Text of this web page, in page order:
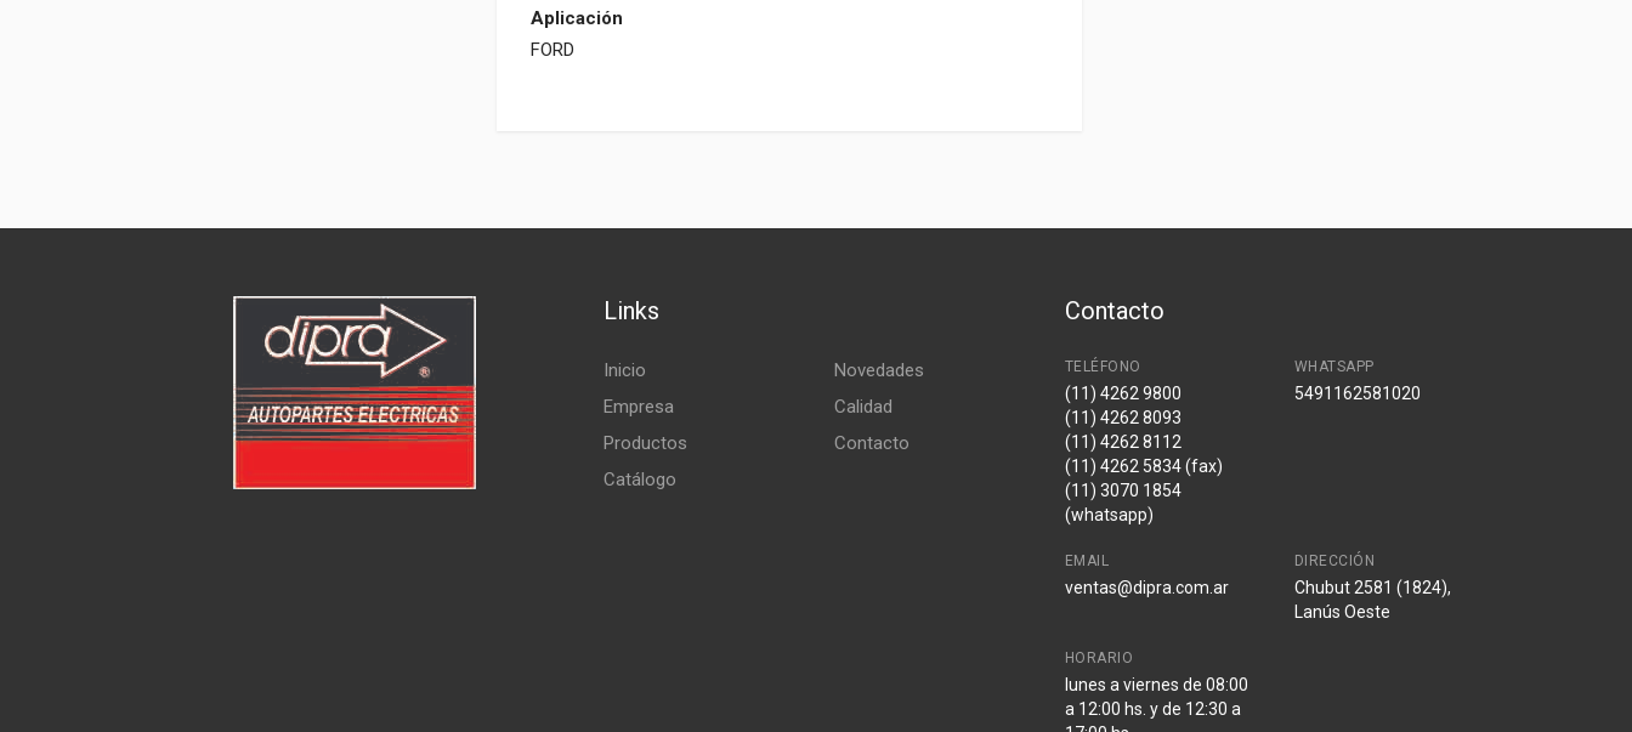
Aplicación
FORD
Links
Inicio
Empresa
Productos
Catálogo
Novedades
Calidad
Contacto
Contacto
TELÉFONO
(11) 4262 9800
(11) 4262 8093
(11) 4262 8112
(11) 4262 5834 (fax)
(11) 3070 1854
(whatsapp)
WHATSAPP
5491162581020
EMAIL
ventas@dipra.com.ar
DIRECCIÓN
Chubut 2581 (1824),
Lanús Oeste
HORARIO
lunes a viernes de 08:00
a 12:00 hs. y de 12:30 a